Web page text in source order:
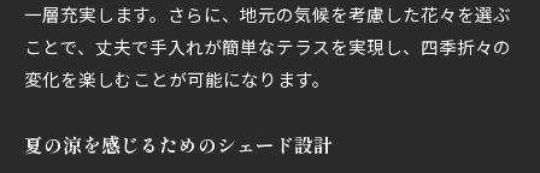
一層充実します。さらに、地元の気候を考慮した花々を選ぶ
ことで、丈夫で手入れが簡単なテラスを実現し、四季折々の
変化を楽しむことが可能になります。
夏の涼を感じるためのシェード設計